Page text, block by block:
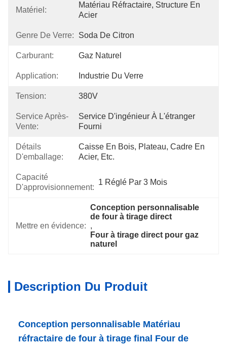
Matériel:
Matériau Réfractaire, Structure En
Acier
Genre De Verre: Soda De Citron
Carburant: Gaz Naturel
Application: Industrie Du Verre
Tension: 380V
Service Après-
Vente:
Service D'ingénieur À L'étranger
Fourni
Détails
D'emballage:
Caisse En Bois, Plateau, Cadre En
Acier, Etc.
Capacité
D'approvisionnement:
1 Réglé Par 3 Mois
Mettre en évidence:
Conception personnalisable
de four à tirage direct
,
Four à tirage direct pour gaz
naturel
Description Du Produit
Conception personnalisable Matériau
réfractaire de four à tirage final Four de